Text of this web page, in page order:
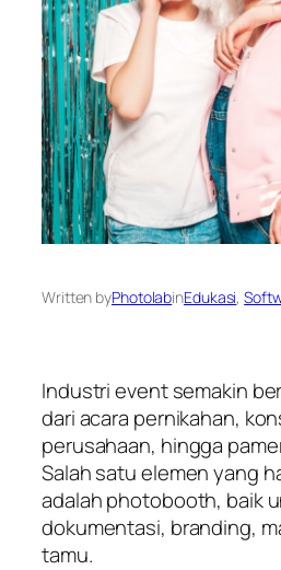
Written byPhotolabinEdukasi,
Industri event semakin
dari acara pernikahan,
perusahaan, hingga
Salah satu elemen yang
adalah photobooth, baik
dokumentasi, branding,
tamu.